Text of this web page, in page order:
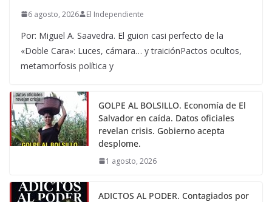
6 agosto, 2026 El Independiente
Por: Miguel A. Saavedra. El guion casi perfecto de la
«Doble Cara»: Luces, cámara… y traiciónPactos ocultos,
metamorfosis política y
GOLPE AL BOLSILLO. Economía de El
Salvador en caída. Datos oficiales
revelan crisis. Gobierno acepta
desplome.
1 agosto, 2026
ADICTOS AL PODER. Contagiados por